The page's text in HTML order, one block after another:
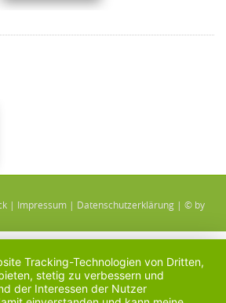
| Impressum | Datenschutzerklärung | © by
Tracking-Technologien von Dritten,
stetig zu verbessern und
der Interessen der Nutzer